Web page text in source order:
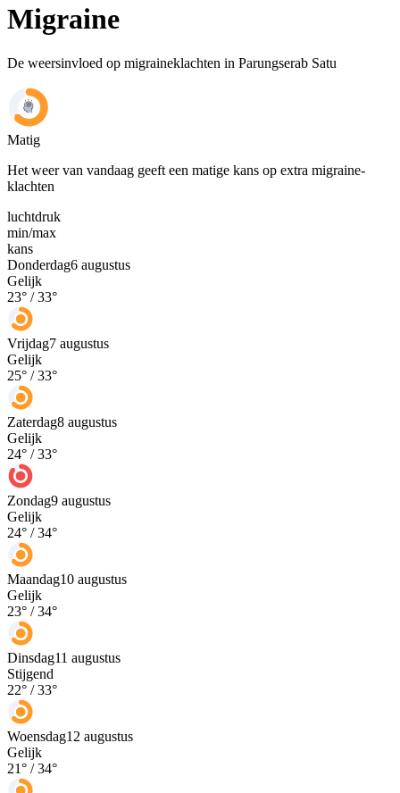
Migraine
De weersinvloed op migraineklachten in Parungserab Satu
Matig
Het weer van vandaag geeft een matige kans op extra migraine-
klachten
luchtdruk
min/max
kans
Donderdag6 augustus
Gelijk
23° /33°
Vrijdag7 augustus
Gelijk
25° /33°
Zaterdag8 augustus
Gelijk
24° /33°
Zondag9 augustus
Gelijk
24° /34°
Maandag10 augustus
Gelijk
23° /34°
Dinsdag11 augustus
Stijgend
22° /33°
Woensdag12 augustus
Gelijk
21° /34°